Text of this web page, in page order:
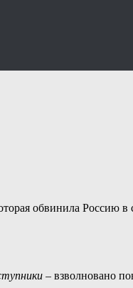
обвинила Россию в
– взволновано